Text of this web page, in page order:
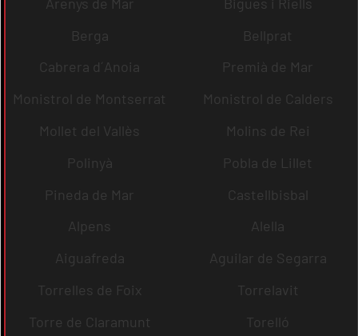
Berga
Bellprat
Cabrera d´Anoia
Premià de Mar
Monistrol de Montserrat
Monistrol de Calders
Mollet del Vallès
Molins de Rei
Polinyà
Pobla de Lillet
Pineda de Mar
Castellbisbal
Alpens
Alella
Aiguafreda
Aguilar de Segarra
Torrelles de Foix
Torrelavit
Torre de Claramunt
Torelló